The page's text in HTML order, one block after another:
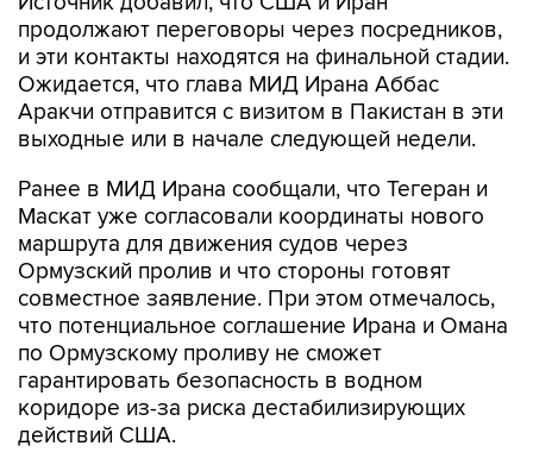
продолжают переговоры через посредников,
и эти контакты находятся на финальной стадии.
Ожидается, что глава МИД Ирана Аббас
Аракчи отправится с визитом в Пакистан в эти
выходные или в начале следующей недели.
Ранее в МИД Ирана сообщали, что Тегеран и
Маскат уже согласовали координаты нового
маршрута для движения судов через
Ормузский пролив и что стороны готовят
совместное заявление. При этом отмечалось,
что потенциальное соглашение Ирана и Омана
по Ормузскому проливу не сможет
гарантировать безопасность в водном
коридоре из-за риска дестабилизирующих
действий США.